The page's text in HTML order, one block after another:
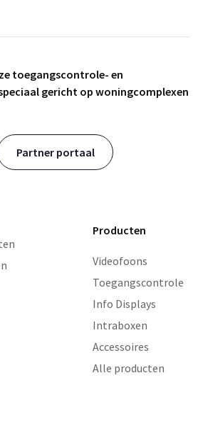
toegangscontrole- en
gericht op woningcomplexen
Partner portaal
Producten
Videofoons
Toegangscontrole
Info Displays
Intraboxen
Accessoires
Alle producten